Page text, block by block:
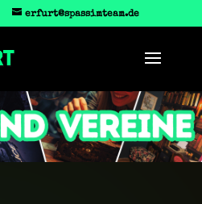
erfurt@spassimteam.de